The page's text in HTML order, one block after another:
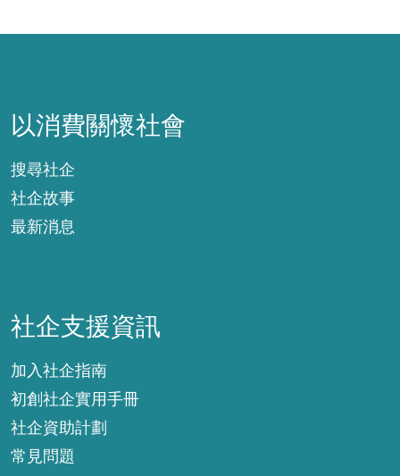
以消費關懷社會
搜尋社企
社企故事
最新消息
社企支援資訊
加入社企指南
初創社企實用手冊
社企資助計劃
常見問題